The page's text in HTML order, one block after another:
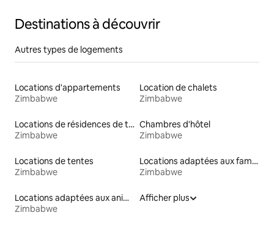
Destinations à découvrir
Autres types de logements
Locations d'appartements
Zimbabwe
Location de chalets
Zimbabwe
Locations de résidences de tourisme
Zimbabwe
Chambres d'hôtel
Zimbabwe
Locations de tentes
Zimbabwe
Locations adaptées aux familles
Zimbabwe
Locations adaptées aux animaux
Zimbabwe
Afficher plus